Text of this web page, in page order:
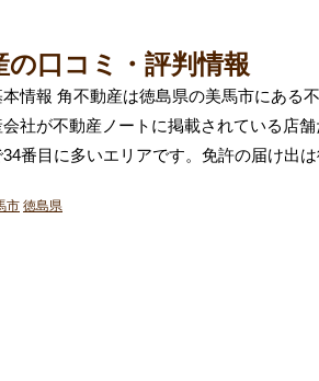
の口コミ・評判情報
情報 角不動産は徳島県の美馬市にある
社が不動産ノートに掲載されている店
番目に多いエリアです。免許の届け出
市 徳島県